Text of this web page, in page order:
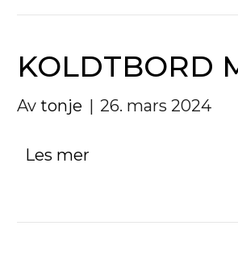
KOLDTBORD
Av tonje | 26. mars 2024
Les mer